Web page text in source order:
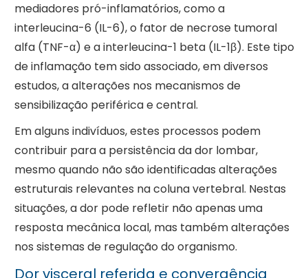
mediadores pró-inflamatórios, como a
interleucina-6 (IL-6), o fator de necrose tumoral
alfa (TNF-α) e a interleucina-1 beta (IL-1β). Este tipo
de inflamação tem sido associado, em diversos
estudos, a alterações nos mecanismos de
sensibilização periférica e central.
Em alguns indivíduos, estes processos podem
contribuir para a persistência da dor lombar,
mesmo quando não são identificadas alterações
estruturais relevantes na coluna vertebral. Nestas
situações, a dor pode refletir não apenas uma
resposta mecânica local, mas também alterações
nos sistemas de regulação do organismo.
Dor visceral referida e convergência